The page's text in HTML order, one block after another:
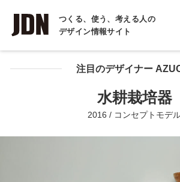
つくる、使う、考える人の
デザイン情報サイト
INTERVIEW
インタビュー
REPORT
COLUMN
注目のデザイナー
水耕栽培器
2016 / コンセプトモデ